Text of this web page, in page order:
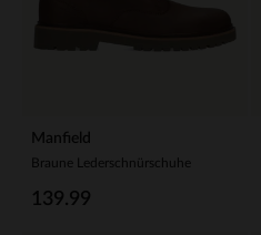
Manfield
Braune Lederschnürschuhe
139.99